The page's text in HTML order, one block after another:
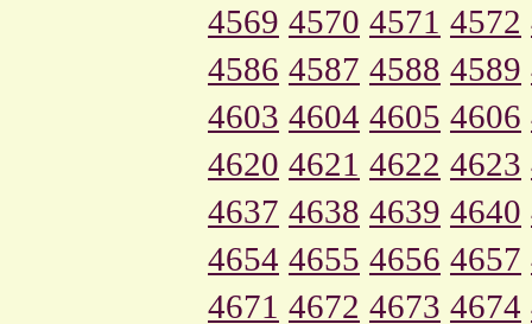
4569 4570 4571 4572
4586 4587 4588 4589
4603 4604 4605 4606
4620 4621 4622 4623
4637 4638 4639 4640
4654 4655 4656 4657
4671 4672 4673 4674